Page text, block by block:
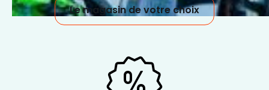
Le magasin de votre choix